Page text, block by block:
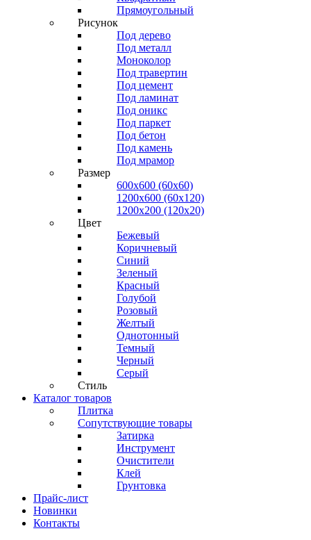
Прямоугольный
Рисунок
Под дерево
Под металл
Моноколор
Под травертин
Под цемент
Под ламинат
Под оникс
Под паркет
Под бетон
Под камень
Под мрамор
Размер
600х600 (60х60)
1200х600 (60х120)
1200х200 (120x20)
Цвет
Бежевый
Коричневый
Синий
Зеленый
Красный
Голубой
Розовый
Желтый
Однотонный
Темный
Черный
Серый
Стиль
Каталог товаров
Плитка
Сопутствующие товары
Затирка
Инструмент
Очистители
Клей
Грунтовка
Прайс-лист
Новинки
Контакты